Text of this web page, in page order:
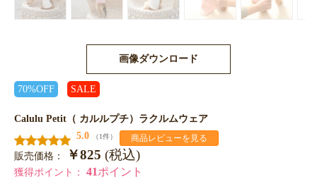
画像ダウンロード
70%OFF SALE
Calulu Petit（ カルルプチ）ラクルムウェア
5.0
（1件） 商品レビューを見る
販売価格： ￥825 (税込)
獲得ポイント： 41ポイント